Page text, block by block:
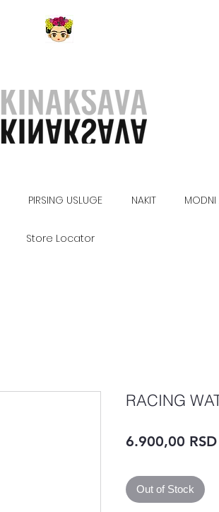
PIRSING USLUGE NAKIT MODNI
Store Locator
RACING
6.900,00 RSD
Out of Stock